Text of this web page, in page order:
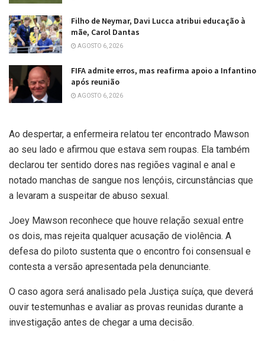
Filho de Neymar, Davi Lucca atribui educação à
mãe, Carol Dantas
AGOSTO 6, 2026
FIFA admite erros, mas reafirma apoio a Infantino
após reunião
AGOSTO 6, 2026
Ao despertar, a enfermeira relatou ter encontrado Mawson
ao seu lado e afirmou que estava sem roupas. Ela também
declarou ter sentido dores nas regiões vaginal e anal e
notado manchas de sangue nos lençóis, circunstâncias que
a levaram a suspeitar de abuso sexual.
Joey Mawson reconhece que houve relação sexual entre
os dois, mas rejeita qualquer acusação de violência. A
defesa do piloto sustenta que o encontro foi consensual e
contesta a versão apresentada pela denunciante.
O caso agora será analisado pela Justiça suíça, que deverá
ouvir testemunhas e avaliar as provas reunidas durante a
investigação antes de chegar a uma decisão.